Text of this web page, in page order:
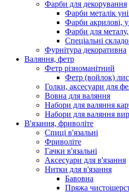
Фарби для декорування
Фарби металік
Фарби акрилові,
Фарби для металу,
Спеціальні
Фурнітура декоративна
Валяння, фетр
Фетр різноманітний
Фетр (войлок)
Голки, аксесуари для
Вовна для валяння
Набори для валяння
Набори для валяння
В'язання, фриволіте
Спиці в'язальні
Фриволіте
Гачки в'язальні
Аксесуари для в'язання
Нитки для в'язання
Бавовна
Пряжа